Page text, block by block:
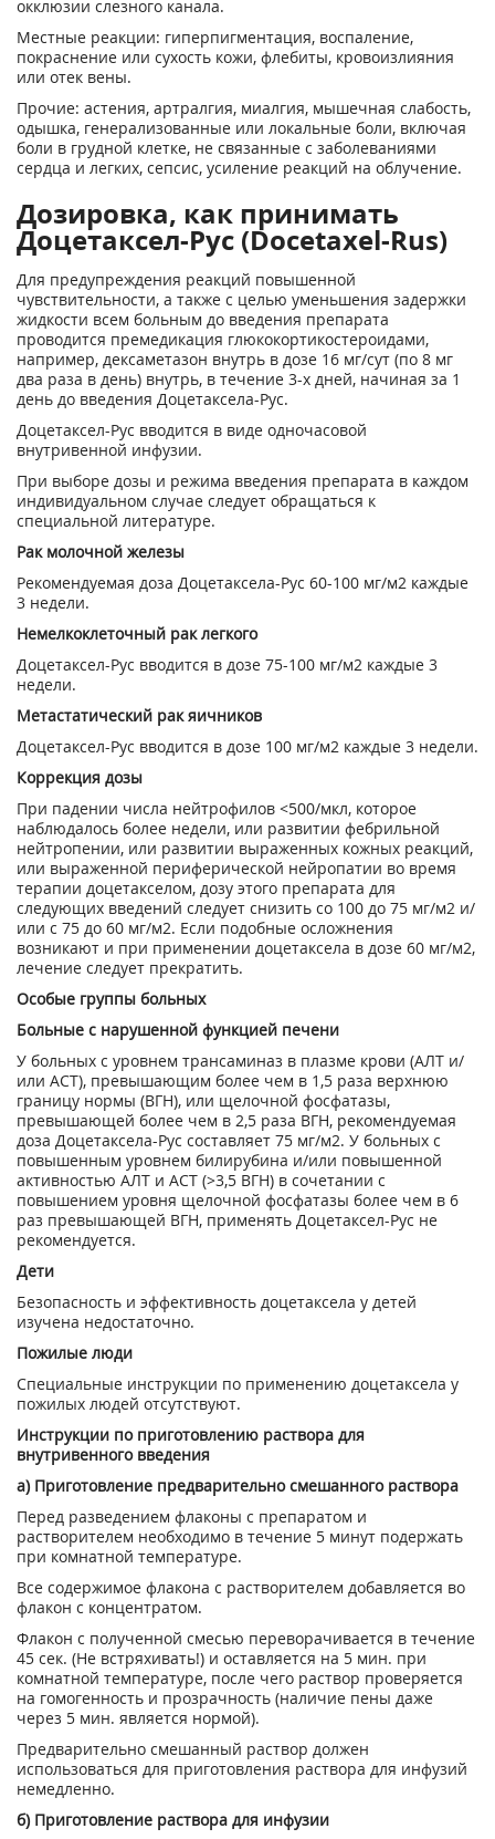
окклюзии слезного канала.
Местные реакции: гиперпигментация, воспаление,
покраснение или сухость кожи, флебиты, кровоизлияния
или отек вены.
Прочие: астения, артралгия, миалгия, мышечная слабость,
одышка, генерализованные или локальные боли, включая
боли в грудной клетке, не связанные с заболеваниями
сердца и легких, сепсис, усиление реакций на облучение.
Дозировка, как принимать
Доцетаксел-Рус (Docetaxel-Rus)
Для предупреждения реакций повышенной
чувствительности, а также с целью уменьшения задержки
жидкости всем больным до введения препарата
проводится премедикация глюкокортикостероидами,
например, дексаметазон внутрь в дозе 16 мг/сут (по 8 мг
два раза в день) внутрь, в течение 3-х дней, начиная за 1
день до введения Доцетаксела-Рус.
Доцетаксел-Рус вводится в виде одночасовой
внутривенной инфузии.
При выборе дозы и режима введения препарата в каждом
индивидуальном случае следует обращаться к
специальной литературе.
Рак молочной железы
Рекомендуемая доза Доцетаксела-Рус 60-100 мг/м2 каждые
3 недели.
Немелкоклеточный рак легкого
Доцетаксел-Рус вводится в дозе 75-100 мг/м2 каждые 3
недели.
Метастатический рак яичников
Доцетаксел-Рус вводится в дозе 100 мг/м2 каждые 3 недели.
Коррекция дозы
При падении числа нейтрофилов <500/мкл, которое
наблюдалось более недели, или развитии фебрильной
нейтропении, или развитии выраженных кожных реакций,
или выраженной периферической нейропатии во время
терапии доцетакселом, дозу этого препарата для
следующих введений следует снизить со 100 до 75 мг/м2 и/
или с 75 до 60 мг/м2. Если подобные осложнения
возникают и при применении доцетаксела в дозе 60 мг/м2,
лечение следует прекратить.
Особые группы больных
Больные с нарушенной функцией печени
У больных с уровнем трансаминаз в плазме крови (АЛТ и/
или ACT), превышающим более чем в 1,5 раза верхнюю
границу нормы (ВГН), или щелочной фосфатазы,
превышающей более чем в 2,5 раза ВГН, рекомендуемая
доза Доцетаксела-Рус составляет 75 мг/м2. У больных с
повышенным уровнем билирубина и/или повышенной
активностью АЛТ и ACT (>3,5 ВГН) в сочетании с
повышением уровня щелочной фосфатазы более чем в 6
раз превышающей ВГН, применять Доцетаксел-Рус не
рекомендуется.
Дети
Безопасность и эффективность доцетаксела у детей
изучена недостаточно.
Пожилые люди
Специальные инструкции по применению доцетаксела у
пожилых людей отсутствуют.
Инструкции по приготовлению раствора для
внутривенного введения
а) Приготовление предварительно смешанного раствора
Перед разведением флаконы с препаратом и
растворителем необходимо в течение 5 минут подержать
при комнатной температуре.
Все содержимое флакона с растворителем добавляется во
флакон с концентратом.
Флакон с полученной смесью переворачивается в течение
45 сек. (Не встряхивать!) и оставляется на 5 мин. при
комнатной температуре, после чего раствор проверяется
на гомогенность и прозрачность (наличие пены даже
через 5 мин. является нормой).
Предварительно смешанный раствор должен
использоваться для приготовления раствора для инфузий
немедленно.
б) Приготовление раствора для инфузии